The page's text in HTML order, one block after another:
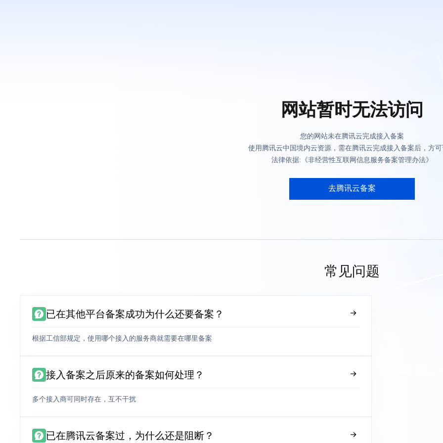
网站暂时无法访问
您的网站未在腾讯云完成接入备案
使用腾讯云中国境内云资源，需在腾讯云完成接入备案后，方
法律依据:《非经营性互联网信息服务备案管理办法》
去腾讯云备案
常见问题
已在其他平台备案成功为什么还要备案？
根据工信部规定，使用哪个接入的服务商就需要在哪里备案
接入备案之后原来的备案如何处理？
多个接入商可同时存在，互不干扰
已在腾讯云备案过，为什么还是阻断？